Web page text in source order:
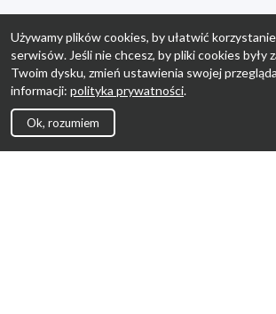
Używamy plików cookies, by ułatwić
serwisów. Jeśli nie chcesz, by pliki cookies były
Twoim dysku, zmień ustawienia swojej
informacji: polityka prywatności.
Ok, rozumiem